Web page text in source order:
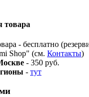
товара
- бесплатно
Shop" (см. Контакты)
- 350 руб.
- тут